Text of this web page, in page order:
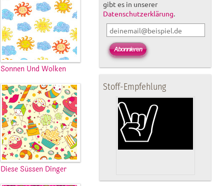
Sonnen Und Wolken
Diese Süssen Dinger
gibt es in unserer
Datenschutzerklärung.
Stoff-Empfehlung